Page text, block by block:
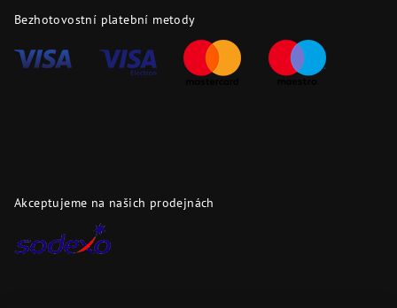
Bezhotovostní platební metody
Akceptujeme na našich prodejnách